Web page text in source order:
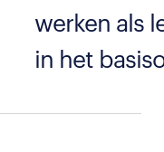
werken als
in het